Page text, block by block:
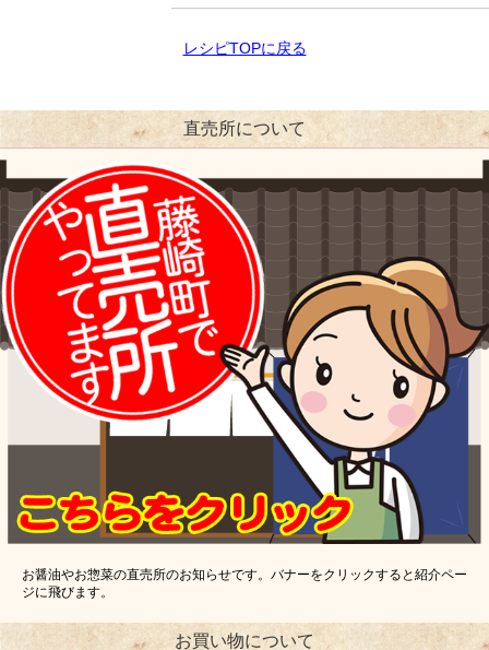
レシピTOPに戻る
直売所について
お醤油やお惣菜の直売所のお知らせです。バナーをクリックすると紹介ペー
ジに飛びます。
お買い物について